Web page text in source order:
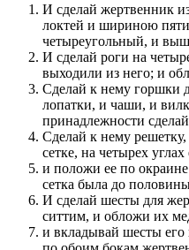
И сделай жертвенник
локтей и шириною
четыреугольный, и
И сделай роги на
выходили из него; и
Сделай к нему горшки
лопатки, и чаши, и
принадлежности
Сделай к нему
сетке, на четырех
и положи ее по
сетка была до
И сделай шесты для
ситтим, и обложи их
и вкладывай шесты